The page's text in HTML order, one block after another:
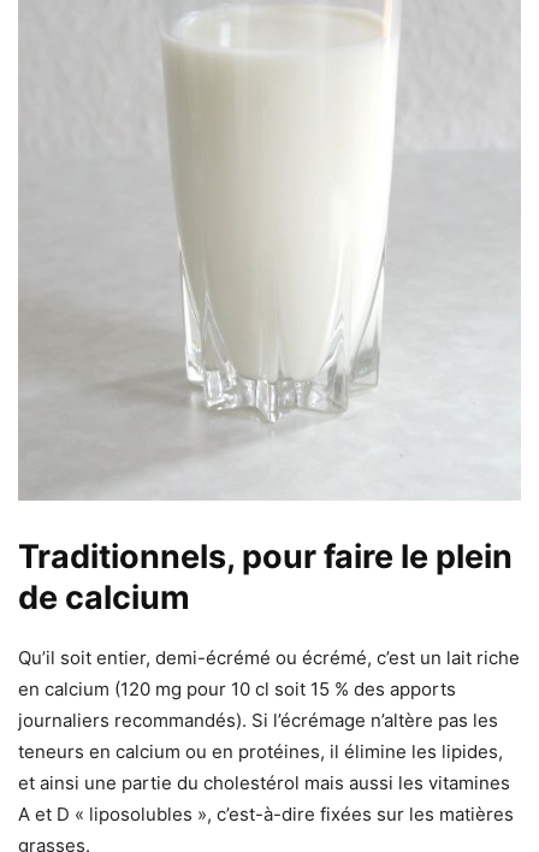
Traditionnels, pour faire le plein
de calcium
Qu’il soit entier, demi-écrémé ou écrémé, c’est un lait riche
en calcium (120 mg pour 10 cl soit 15 % des apports
journaliers recommandés). Si l’écrémage n’altère pas les
teneurs en calcium ou en protéines, il élimine les lipides,
et ainsi une partie du cholestérol mais aussi les vitamines
A et D « liposolubles », c’est-à-dire fixées sur les matières
grasses.